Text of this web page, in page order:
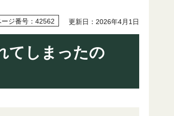
ージ番号：42562 更新日：2026年4月1日
てしまったの